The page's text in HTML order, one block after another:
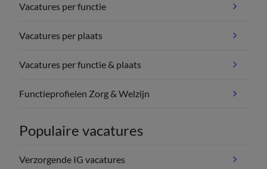
Vacatures per functie
Vacatures per plaats
Vacatures per functie & plaats
Functieprofielen Zorg & Welzijn
Populaire vacatures
Verzorgende IG vacatures